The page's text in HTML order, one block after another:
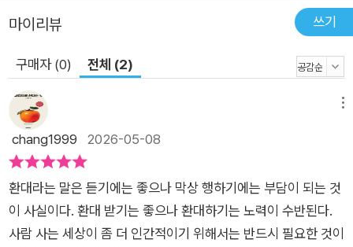
성과 개방성 사이에서 벌이는 줄다리기, 환대하는 과정에서 나타
나는 정서적 소진, 심지어 환대가 초래하는 폭력의 문제까지 생각
해 보면, 환대는 단순히 감상적으로 주장하기에는 때로 부담스럽
다. 하나님의 은혜가 환대의 양상을 근원적으로 변화시킨다고 하
지만, 역사에서는 선의를 주고받는 환대가 어느새 교묘한 통제나
배제의 기제가 되는 일도 적지 않았다. 저자는 시종일관 이 문제
를 두고 고민하지만, 결국 “사랑은 결코 사라지지 않습니다”(고
전 13:8)라는 약속에 시선을 고정하기를 권한다. 예수 그리스도
를 통해 하나님과 세상이 화해를 이루었어도 종말에 이르기 전까
지는 폭력의 질서와 환대의 질서가 세상에 공존한다. 하나님은 일
거에 모든 것을 변화시키기보다, 약속을 붙잡고 희망을 일구어 나
마이리뷰 쓰기
구매자 (0) 전체 (2)
chang1999 2026-05-08
환대라는 말은 듣기에는 좋으나 막상 행하기에는 부담이 되는 것
이 사실이다. 환대 받기는 좋으나 환대하기는 노력이 수반된다.
사람 사는 세상이 좀 더 인간적이기 위해서는 반드시 필요한 것이